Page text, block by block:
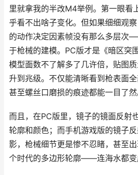
里就拿我的半改M4举例。第一眼看
乎看不出啥子变化。但如果细细观
的动作决定因素帧没有那么多层次
于枪械的建模。PC版才是《暗区突
模型面数不了解多了几许倍，贴图
升到兆级。不仅能清晰看到枪表面全
甚至螺丝口磨损的痕迹都能一目了然
而且，在PC版里，镜子的镜面反射
轮廓和颜色；而手机游戏版的镜子
影，枪械细节更是惨不忍睹，甚至
个时代的多边形轮廓——连海水都变